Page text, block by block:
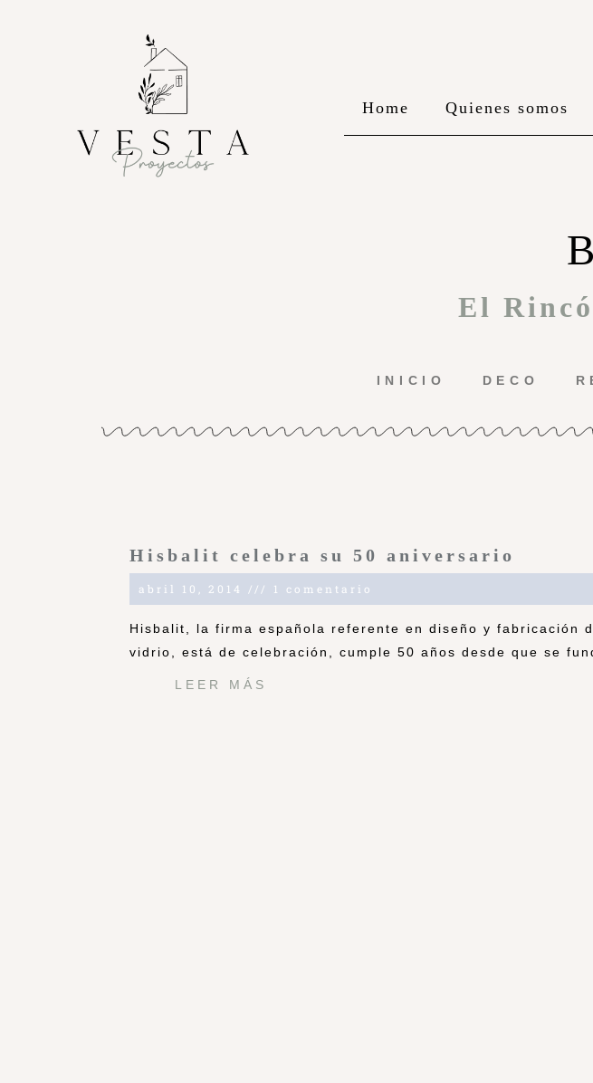
Home Quienes somos
El
INICIO DECO
Hisbalit celebra su 50 aniversario
abril 10, 2014 1 comentario
Hisbalit, la firma española referente en diseño y fabricación
vidrio, está de celebración, cumple 50 años desde que se
LEER MÁS